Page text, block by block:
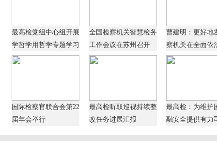
最高检党组中心组开展
学哲学用哲学专题学习
全国检察机关智慧检务
工作会议在苏州召开
曹建明：更好地
察机关在全面依
国际检察官联合会第22
届年会举行
最高检听取巡视持续整
改任务进展汇报
最高检：为维护
融安全提供有力